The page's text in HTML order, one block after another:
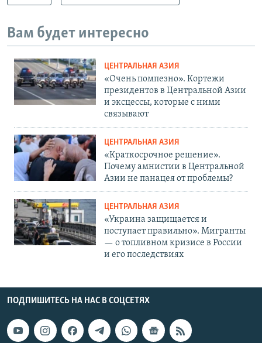
Вам будет интересно
ЦЕНТРАЛЬНАЯ АЗИЯ
«Очень помпезно». Кортежи
президентов в Центральной Азии
и эксцессы, которые с ними
связывают
ЦЕНТРАЛЬНАЯ АЗИЯ
«Краткосрочное решение».
Почему амнистии в Центральной
Азии не панацея от проблемы?
ЦЕНТРАЛЬНАЯ АЗИЯ
«Украина защищается и
поступает правильно». Мигранты
— о топливном кризисе в России
и его последствиях
ПОДПИШИТЕСЬ НА НАС В СОЦСЕТЯХ